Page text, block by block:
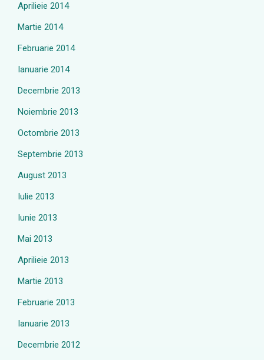
Aprilieie 2014
Martie 2014
Februarie 2014
Ianuarie 2014
Decembrie 2013
Noiembrie 2013
Octombrie 2013
Septembrie 2013
August 2013
Iulie 2013
Iunie 2013
Mai 2013
Aprilieie 2013
Martie 2013
Februarie 2013
Ianuarie 2013
Decembrie 2012